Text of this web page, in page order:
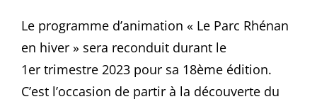
Le programme d’animation « Le Parc Rhénan
en hiver » sera reconduit durant le
1er trimestre 2023 pour sa 18ème édition.
C’est l’occasion de partir à la découverte du